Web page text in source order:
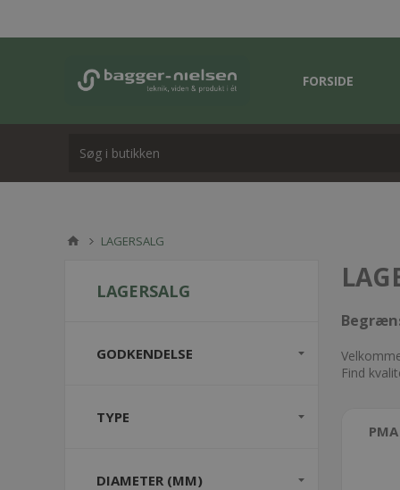
FORSIDE
LAGERSALG
Find
LAGERSALG
GODKENDELSE
TYPE
DIAMETER (MM)